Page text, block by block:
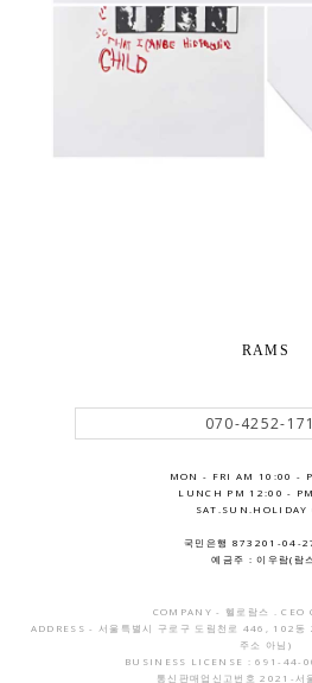
RAMS
070-4252-
MON - FRI AM 10:00 -
LUNCH PM 12:00 -
SAT.SUN.HOLIDAY
국민은행 873201-04-
예금주 : 이우람(람
COMPANY - 헬로람스 . CEO
ADDRESS - 서울특별시 구로구 도림천로 446, 102동
주소 아님)
BUSINESS LICENSE : 691-44-
통신판매업신고번호 2021-서